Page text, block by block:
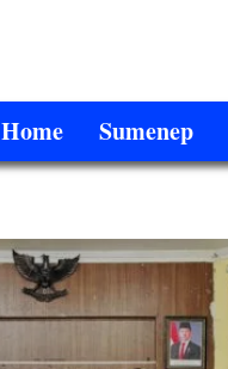
Home Sumenep